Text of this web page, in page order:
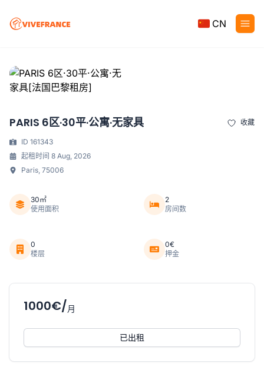
CN
PARIS 6区·30平·公寓·无家具 收藏
ID 161343
起租时间 8 Aug, 2026
Paris, 75006
30㎡
使用面积
2
房间数
0
楼层
0€
押金
1000€/月
已出租